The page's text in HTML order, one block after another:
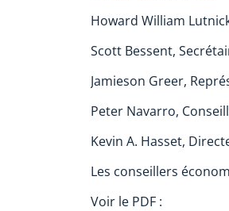
Howard William
Scott Bessent,
Jamieson Greer,
Peter Navarro,
Kevin A. Hasset,
Les conseillers
Voir le PDF :